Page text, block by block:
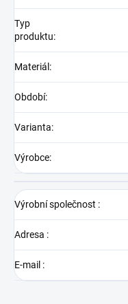
Typ
produktu:
Materiál :
Období:
Varianta:
Výrobce:
Výrobní společnost :
Adresa :
E-mail :